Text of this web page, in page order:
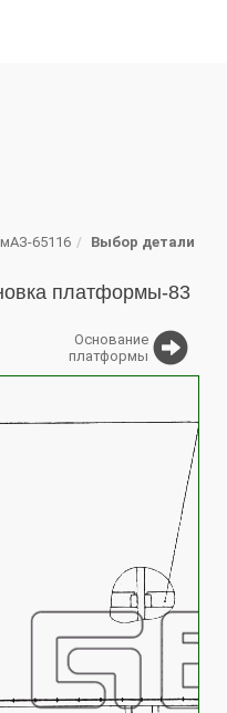
65116 Выбор детали
платформы-83
Основание
платформы